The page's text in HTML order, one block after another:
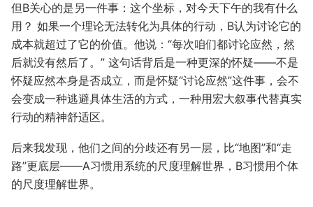
但B关心的是另一件事：这个坐标，对今天下午的我有什么
用？ 如果一个理论无法转化为具体的行动，B认为讨论它的
成本就超过了它的价值。他说：“每次咱们都讨论应然，然
后就没有然后了。” 这句话背后是一种更深的怀疑——不是
怀疑应然本身是否成立，而是怀疑“讨论应然”这件事，会不
会变成一种逃避具体生活的方式，一种用宏大叙事代替真实
行动的精神舒适区。
后来我发现，他们之间的分歧还有另一层，比“地图”和“走
路”更底层——A习惯用系统的尺度理解世界，B习惯用个体
的尺度理解世界。